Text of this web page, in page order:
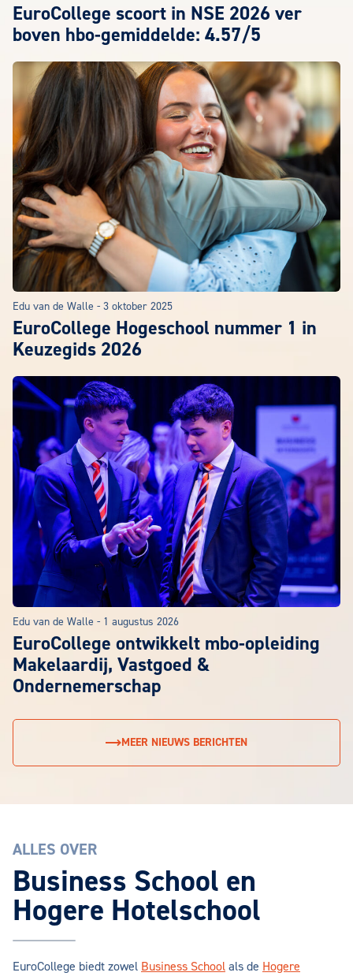
EuroCollege scoort in NSE 2026 ver
boven hbo-gemiddelde: 4.57/5
Edu van de Walle - 3 oktober 2025
EuroCollege Hogeschool nummer 1 in
Keuzegids 2026
Edu van de Walle - 1 augustus 2026
EuroCollege ontwikkelt mbo-opleiding
Makelaardij, Vastgoed &
Ondernemerschap
MEER NIEUWS BERICHTEN
ALLES OVER
Business School en
Hogere Hotelschool
EuroCollege biedt zowel Business School als de Hogere